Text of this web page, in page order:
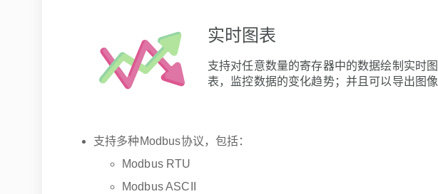
实时图表
支持对任意数量的寄存器中的数据绘制实时图
表，监控数据的变化趋势；并且可以导出图像
支持多种Modbus协议，包括：
Modbus RTU
Modbus ASCII